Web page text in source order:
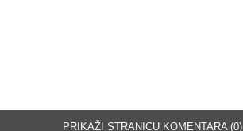
PRIKAŽI STRANICU KOMENTARA (0)